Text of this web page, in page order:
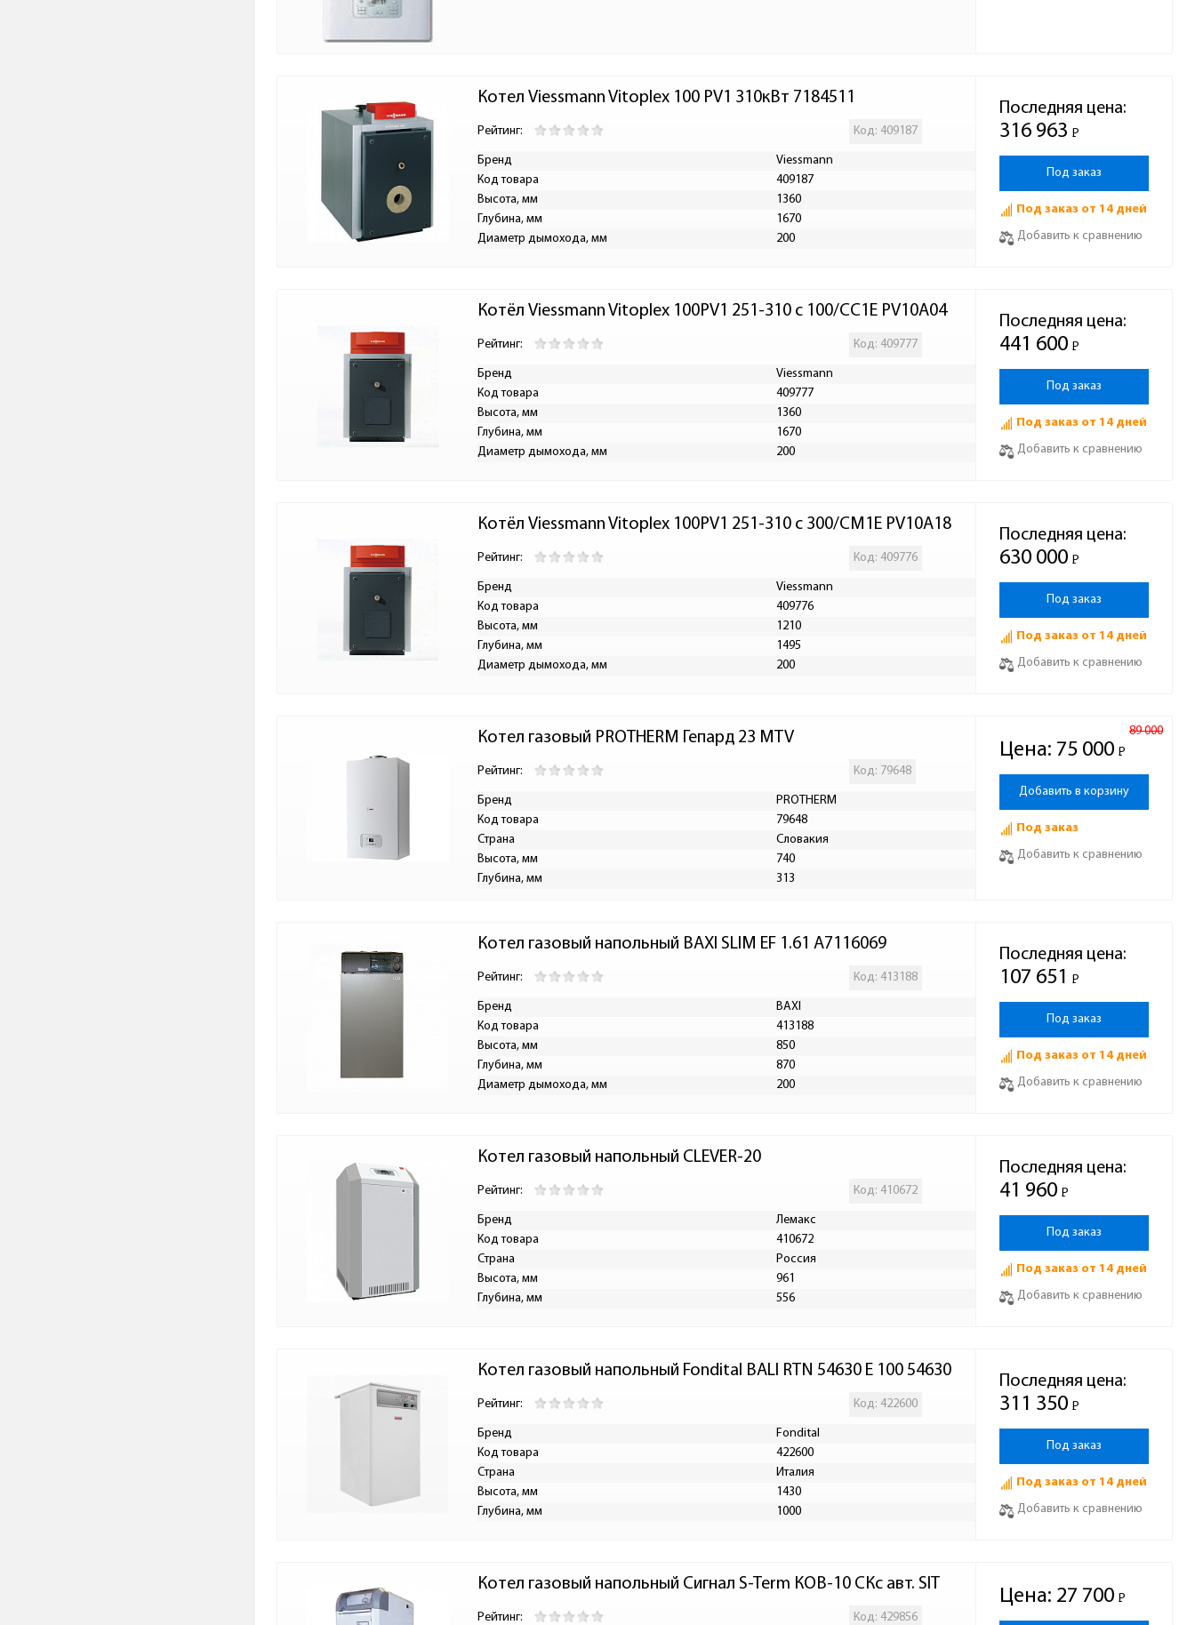
Котел Viessmann Vitoplex 100 PV1 310кВт 7184511
Рейтинг: Код: 409187
Бренд
Viessmann
Код товара
409187
Высота, мм
1360
Глубина, мм
1670
Диаметр дымохода, мм
200
Последняя цена:
316 963 Р
-
Под заказ
Под заказ от 14 дней
Добавить к сравнению
Котёл Viessmann Vitoplex 100PV1 251-310 с 100/СС1E PV10A04
Рейтинг: Код: 409777
Бренд
Viessmann
Код товара
409777
Высота, мм
1360
Глубина, мм
1670
Диаметр дымохода, мм
200
Последняя цена:
441 600 Р
-
Под заказ
Под заказ от 14 дней
Добавить к сравнению
Котёл Viessmann Vitoplex 100PV1 251-310 с 300/СM1E PV10A18
Рейтинг: Код: 409776
Бренд
Viessmann
Код товара
409776
Высота, мм
1210
Глубина, мм
1495
Диаметр дымохода, мм
200
Последняя цена:
630 000 Р
-
Под заказ
Под заказ от 14 дней
Добавить к сравнению
Котел газовый PROTHERM Гепард 23 MTV
Рейтинг: Код: 79648
Бренд
PROTHERM
Код товара
79648
Страна
Словакия
Высота, мм
740
Глубина, мм
313
Цена:
89 000
75 000 Р
-
Добавить в корзину
Под заказ
Добавить к сравнению
Котел газовый напольный BAXI SLIM EF 1.61 A7116069
Рейтинг: Код: 413188
Бренд
BAXI
Код товара
413188
Высота, мм
850
Глубина, мм
870
Диаметр дымохода, мм
200
Последняя цена:
107 651 Р
-
Под заказ
Под заказ от 14 дней
Добавить к сравнению
Котел газовый напольный CLEVER-20
Рейтинг: Код: 410672
Бренд
Лемакс
Код товара
410672
Страна
Россия
Высота, мм
961
Глубина, мм
556
Последняя цена:
41 960 Р
-
Под заказ
Под заказ от 14 дней
Добавить к сравнению
Котел газовый напольный Fondital BALI RTN 54630 E 100 54630
Рейтинг: Код: 422600
Бренд
Fondital
Код товара
422600
Страна
Италия
Высота, мм
1430
Глубина, мм
1000
Последняя цена:
311 350 Р
-
Под заказ
Под заказ от 14 дней
Добавить к сравнению
Котел газовый напольный Сигнал S-Term КОВ-10 СКс авт. SIT
Рейтинг: Код: 429856
Цена: 27 700 Р
-